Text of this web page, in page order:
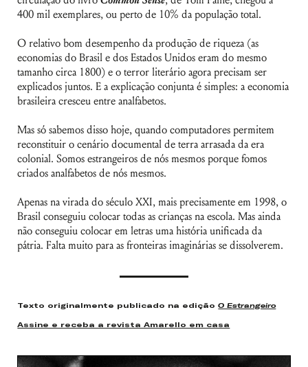
400 mil exemplares, ou perto de 10% da população total.
O relativo bom desempenho da produção de riqueza (as
economias do Brasil e dos Estados Unidos eram do mesmo
tamanho circa 1800) e o terror literário agora precisam ser
explicados juntos. E a explicação conjunta é simples: a economia
brasileira cresceu entre analfabetos.
Mas só sabemos disso hoje, quando computadores permitem
reconstituir o cenário documental de terra arrasada da era
colonial. Somos estrangeiros de nós mesmos porque fomos
criados analfabetos de nós mesmos.
Apenas na virada do século XXI, mais precisamente em 1998, o
Brasil conseguiu colocar todas as crianças na escola. Mas ainda
não conseguiu colocar em letras uma história unificada da
pátria. Falta muito para as fronteiras imaginárias se dissolverem.
Texto originalmente publicado na ediçãoO Estrangeiro
Assine e receba a revista Amarello em casa